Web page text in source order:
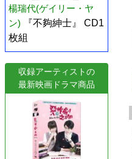
楊瑞代(ゲイリー・ヤ
ン)
『不夠紳士』 CD1
枚組
収録アーティストの
最新映画ドラマ商品